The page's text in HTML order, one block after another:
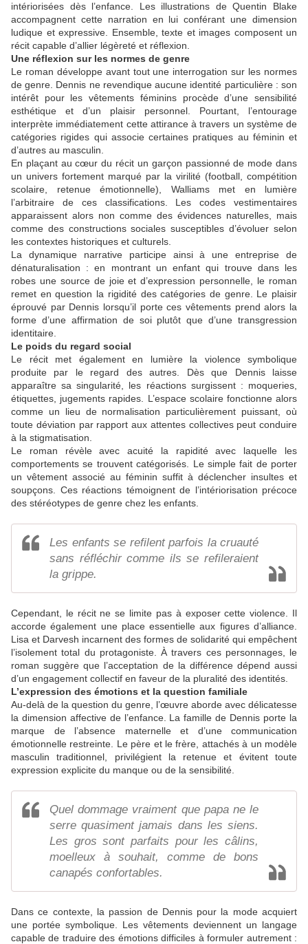
intériorisées dès l’enfance. Les illustrations de Quentin Blake
accompagnent cette narration en lui conférant une dimension
ludique et expressive. Ensemble, texte et images composent un
récit capable d’allier légèreté et réflexion.
Une réflexion sur les normes de genre
Le roman développe avant tout une interrogation sur les normes
de genre. Dennis ne revendique aucune identité particulière : son
intérêt pour les vêtements féminins procède d’une sensibilité
esthétique et d’un plaisir personnel. Pourtant, l’entourage
interprète immédiatement cette attirance à travers un système de
catégories rigides qui associe certaines pratiques au féminin et
d’autres au masculin.
En plaçant au cœur du récit un garçon passionné de mode dans
un univers fortement marqué par la virilité (football, compétition
scolaire, retenue émotionnelle), Walliams met en lumière
l’arbitraire de ces classifications. Les codes vestimentaires
apparaissent alors non comme des évidences naturelles, mais
comme des constructions sociales susceptibles d’évoluer selon
les contextes historiques et culturels.
La dynamique narrative participe ainsi à une entreprise de
dénaturalisation : en montrant un enfant qui trouve dans les
robes une source de joie et d’expression personnelle, le roman
remet en question la rigidité des catégories de genre. Le plaisir
éprouvé par Dennis lorsqu’il porte ces vêtements prend alors la
forme d’une affirmation de soi plutôt que d’une transgression
identitaire.
Le poids du regard social
Le récit met également en lumière la violence symbolique
produite par le regard des autres. Dès que Dennis laisse
apparaître sa singularité, les réactions surgissent : moqueries,
étiquettes, jugements rapides. L’espace scolaire fonctionne alors
comme un lieu de normalisation particulièrement puissant, où
toute déviation par rapport aux attentes collectives peut conduire
à la stigmatisation.
Le roman révèle avec acuité la rapidité avec laquelle les
comportements se trouvent catégorisés. Le simple fait de porter
un vêtement associé au féminin suffit à déclencher insultes et
soupçons. Ces réactions témoignent de l’intériorisation précoce
des stéréotypes de genre chez les enfants.
Les enfants se refilent parfois la cruauté
sans réfléchir comme ils se refileraient
la grippe.
Cependant, le récit ne se limite pas à exposer cette violence. Il
accorde également une place essentielle aux figures d’alliance.
Lisa et Darvesh incarnent des formes de solidarité qui empêchent
l’isolement total du protagoniste. À travers ces personnages, le
roman suggère que l’acceptation de la différence dépend aussi
d’un engagement collectif en faveur de la pluralité des identités.
L’expression des émotions et la question familiale
Au-delà de la question du genre, l’œuvre aborde avec délicatesse
la dimension affective de l’enfance. La famille de Dennis porte la
marque de l’absence maternelle et d’une communication
émotionnelle restreinte. Le père et le frère, attachés à un modèle
masculin traditionnel, privilégient la retenue et évitent toute
expression explicite du manque ou de la sensibilité.
Quel dommage vraiment que papa ne le
serre quasiment jamais dans les siens.
Les gros sont parfaits pour les câlins,
moelleux à souhait, comme de bons
canapés confortables.
Dans ce contexte, la passion de Dennis pour la mode acquiert
une portée symbolique. Les vêtements deviennent un langage
capable de traduire des émotions difficiles à formuler autrement :